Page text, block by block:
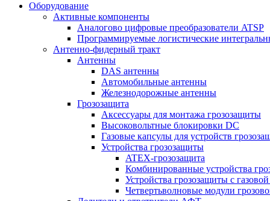
Оборудование
Активные компоненты
Аналогово цифровые преобразователи ATSP
Программируемые логистические
Антенно-фидерный тракт
Антенны
DAS антенны
Автомобильные антенны
Железнодорожные антенны
Грозозащита
Аксессуары для монтажа грозозащиты
Высоковольтные блокировки DC
Газовые капсулы для устройств
Устройства грозозащиты
ATEX-грозозащита
Комбинированные устройства
Устройства грозозащиты с
Четвертьволновые модули